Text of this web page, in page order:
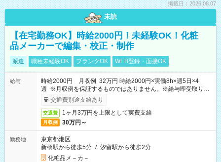
掲載日：2026.08.07
未読
【在宅勤務OK】時給2000円！未経験OK！化粧
品メーカーで編集・校正・制作
派遣 職種未経験OK ブランクOK WEB登録・面接OK
給与
時給2000円 月収例 32万円 時給2000円×実働8h×週5日×4
週 ※月収例を保証するものではありません。※給与即受取りサ
ービス利用可（利用条件有）
交通費別途支給あり
交通費 1ヶ月3万円を上限として実費支給
月収例 30万円～
勤務地
東京都港区
新橋駅から徒歩5分 / 汐留駅から徒歩2分
化粧品メ－カ－